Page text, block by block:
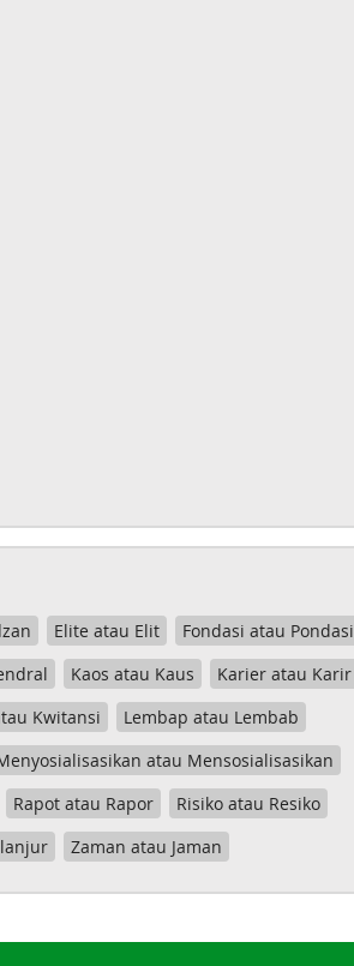
Elite atau Elit
Fondasi atau Pondasi
Kaos atau Kaus
Karier atau Karir
Kwitansi
Lembap atau Lembab
atau Mensosialisasikan
Rapot atau Rapor
Risiko atau Resiko
Zaman atau Jaman